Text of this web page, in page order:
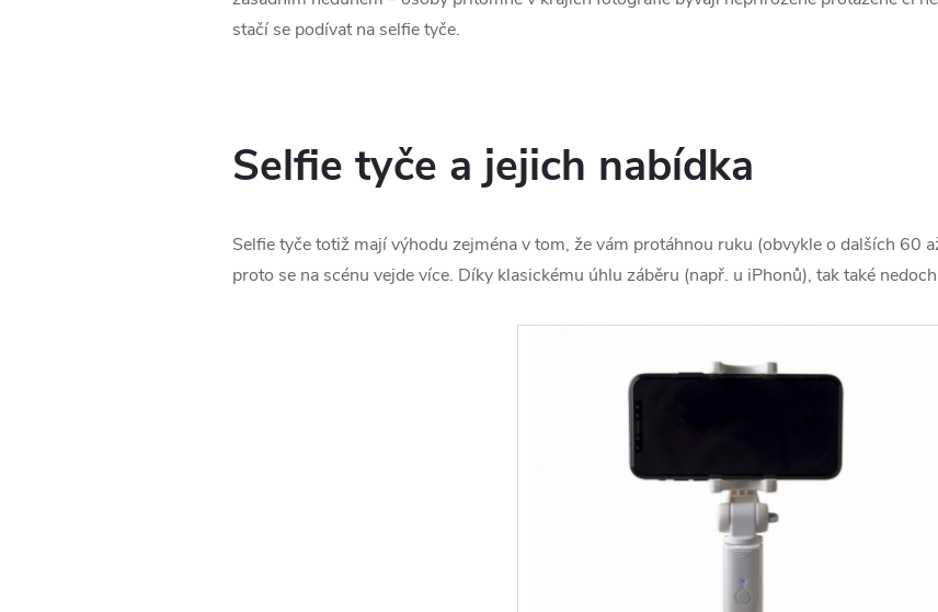
stačí se podívat na selfie tyče.
Selfie tyče a jejich nabídka
Selfie tyče totiž mají výhodu zejména v tom, že vám protáhnou ruku (obvykle o dalších 60
proto se na scénu vejde více. Díky klasickému úhlu záběru (např. u iPhonů), tak také